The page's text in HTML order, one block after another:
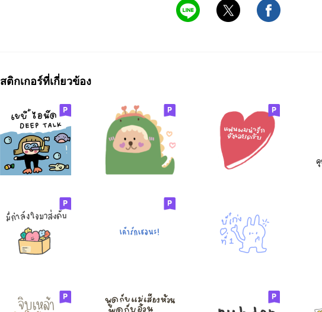
สติกเกอร์ที่เกี่ยวข้อง